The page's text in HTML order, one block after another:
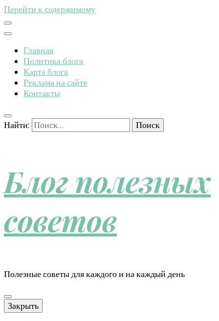
Перейти к содержимому
Главная
Политика блога
Карта блога
Реклама на сайте
Контакты
Найти:
Блог полезных
советов
Полезные советы для каждого и на каждый день
Закрыть